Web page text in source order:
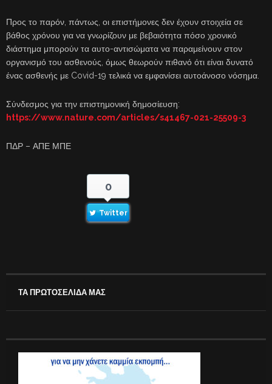
Προς το παρόν, πάντως, οι επιστήμονες δεν έχουν στοιχεία σε
βάθος χρόνου για να γνωρίζουν με βεβαιότητα πόσο χρονικό
διάστημα μπορούν τα αυτο-αντισώματα να παραμείνουν στον
οργανισμό του ασθενούς, όμως θεωρούν πιθανό ότι είναι δυνατό
ένας ασθενής με Covid-19 τελικά να εμφανίσει αυτοάνοσο νόσημα.
Σύνδεσμος για την επιστημονική δημοσίευση:
https://www.nature.com/articles/s41467-021-25509-3
ΠΔΡ – ΑΠΕ ΜΠΕ
0
Twitter
ΤΑ ΠΡΩΤΟΣΕΛΙΔΑ ΜΑΣ